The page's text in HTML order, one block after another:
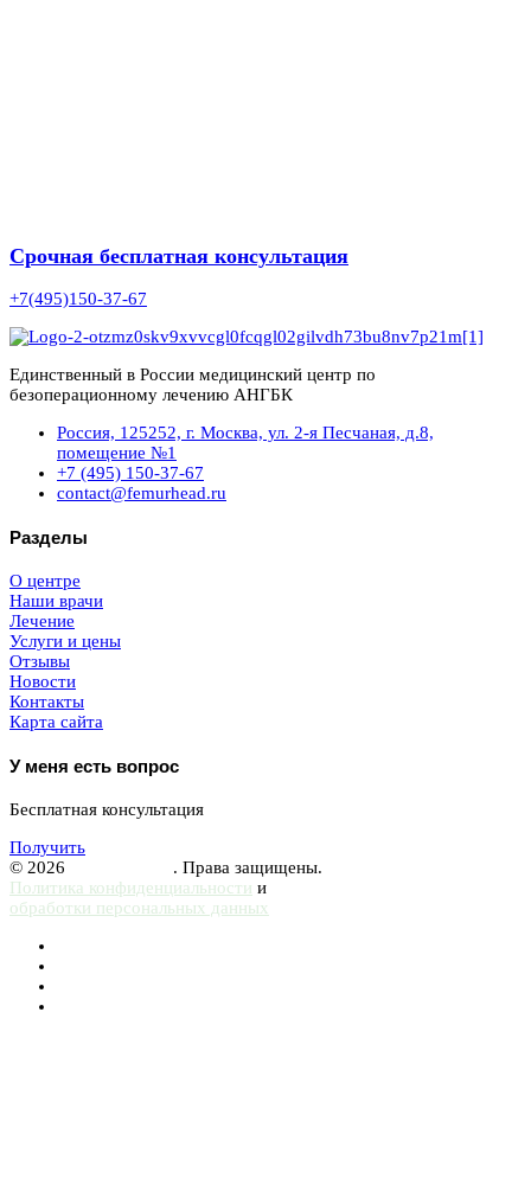
Срочная бесплатная консультация
+7(495)150-37-67
Единственный в России медицинский центр по
безоперационному лечению АНГБК
Россия, 125252, г. Москва, ул. 2-я Песчаная, д.8,
помещение №1
+7 (495) 150-37-67
contact@femurhead.ru
Разделы
О центре
Наши врачи
Лечение
Услуги и цены
Отзывы
Новости
Контакты
Карта сайта
У меня есть вопрос
Бесплатная консультация
Получить
© 2026
. Права защищены.
Политика конфиденциальности и
обработки персональных данных